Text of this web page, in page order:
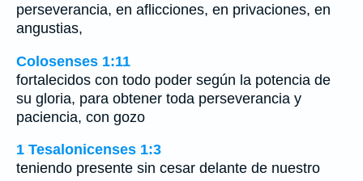
perseverancia, en aflicciones, en privaciones, en
angustias,
Colosenses 1:11
fortalecidos con todo poder según la potencia de
su gloria, para obtener toda perseverancia y
paciencia, con gozo
1 Tesalonicenses 1:3
teniendo presente sin cesar delante de nuestro